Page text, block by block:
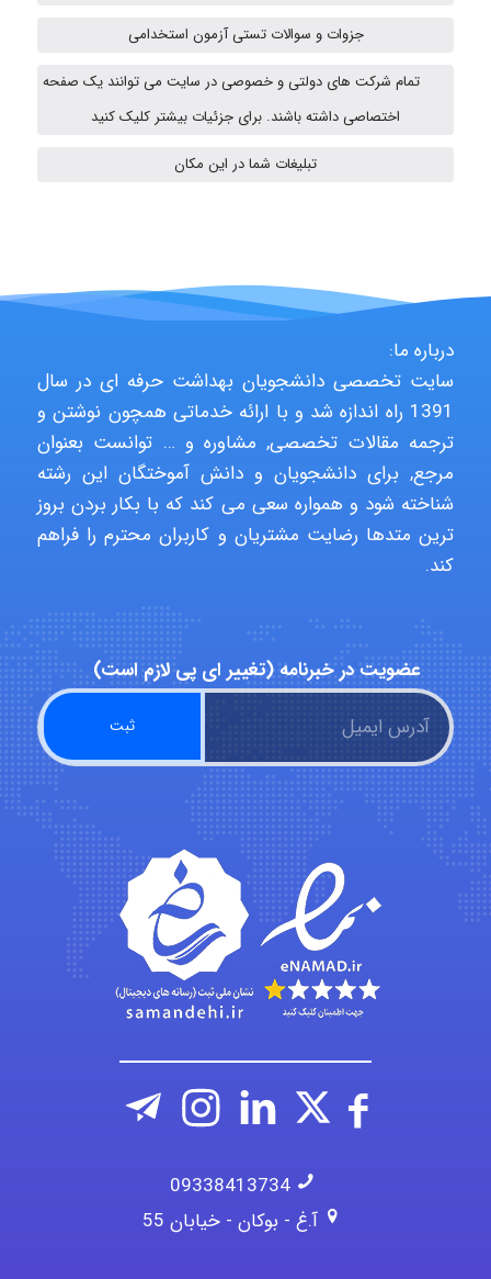
aghajari vahid
Poubakhtiari
Alirez0990
hosein abdolvand
Kati
emami
ehtesham
جزوات و سوالات تستی آزمون استخدامی
تمام شرکت های دولتی و خصوصی در سایت می توانند یک صفحه
اختصاصی داشته باشند. برای جزئیات بیشتر کلیک کنید
تبلیغات شما در این مکان
درباره ما:
سایت تخصصی دانشجویان بهداشت حرفه ای در سال
1391 راه اندازه شد و با ارائه خدماتی همچون نوشتن و
ترجمه مقالات تخصصی, مشاوره و … توانست بعنوان
مرجع, برای دانشجویان و دانش آموختگان این رشته
شناخته شود و همواره سعی می کند که با بکار بردن بروز
ترین متدها رضایت مشتریان و کاربران محترم را فراهم
کند.
عضویت در خبرنامه (تغییر ای پی لازم است)
09338413734
آ.غ - بوکان - خیابان 55